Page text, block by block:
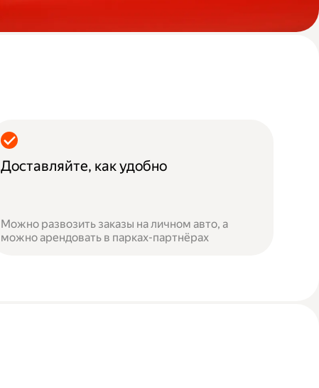
Доставляйте, как удобно
Можно развозить заказы на личном авто, а
можно арендовать в парках-партнёрах